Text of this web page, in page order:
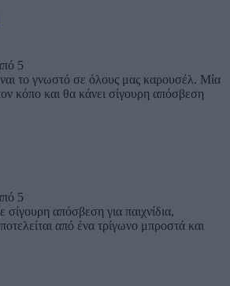
5
το γνωστό σε όλους μας καρουσέλ. Μία
κόπο και θα κάνει σίγουρη απόσβεση
5
απόσβεση για παιχνίδια,
από ένα τρίγωνο μπροστά και